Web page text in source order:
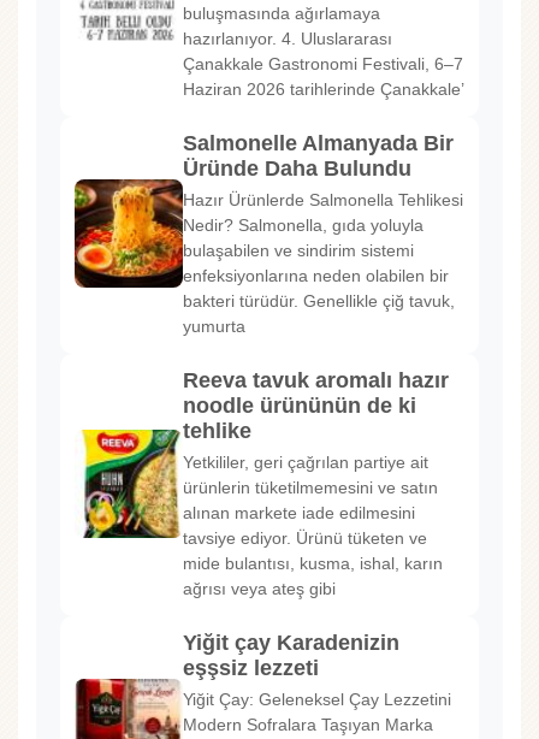
buluşmasında ağırlamaya
hazırlanıyor. 4. Uluslararası
Çanakkale Gastronomi Festivali, 6–7
Haziran 2026 tarihlerinde Çanakkale’
Salmonelle Almanyada Bir
Üründe Daha Bulundu
Hazır Ürünlerde Salmonella Tehlikesi
Nedir? Salmonella, gıda yoluyla
bulaşabilen ve sindirim sistemi
enfeksiyonlarına neden olabilen bir
bakteri türüdür. Genellikle çiğ tavuk,
yumurta
Reeva tavuk aromalı hazır
noodle ürününün de ki
tehlike
Yetkililer, geri çağrılan partiye ait
ürünlerin tüketilmemesini ve satın
alınan markete iade edilmesini
tavsiye ediyor. Ürünü tüketen ve
mide bulantısı, kusma, ishal, karın
ağrısı veya ateş gibi
Yiğit çay Karadenizin
eşşsiz lezzeti
Yiğit Çay: Geleneksel Çay Lezzetini
Modern Sofralara Taşıyan Marka